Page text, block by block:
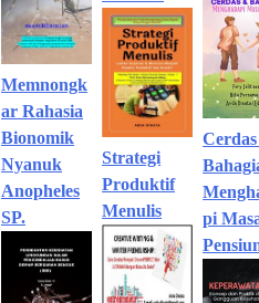
Memnongk
ar Rahasia
Bionomik
Nyanuk
Anopheles
SP.
Strategi
Produktif
Menulis
pi